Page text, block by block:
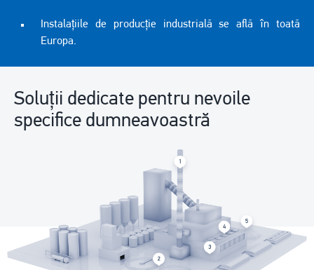
Instalațiile de producție industrială se află în toată
Europa.
Soluții dedicate pentru nevoile
specifice dumneavoastră